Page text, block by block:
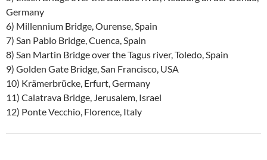
Germany
6) Millennium Bridge, Ourense, Spain
7) San Pablo Bridge, Cuenca, Spain
8) San Martin Bridge over the Tagus river, Toledo, Spain
9) Golden Gate Bridge, San Francisco, USA
10) Krämerbrücke, Erfurt, Germany
11) Calatrava Bridge, Jerusalem, Israel
12) Ponte Vecchio, Florence, Italy